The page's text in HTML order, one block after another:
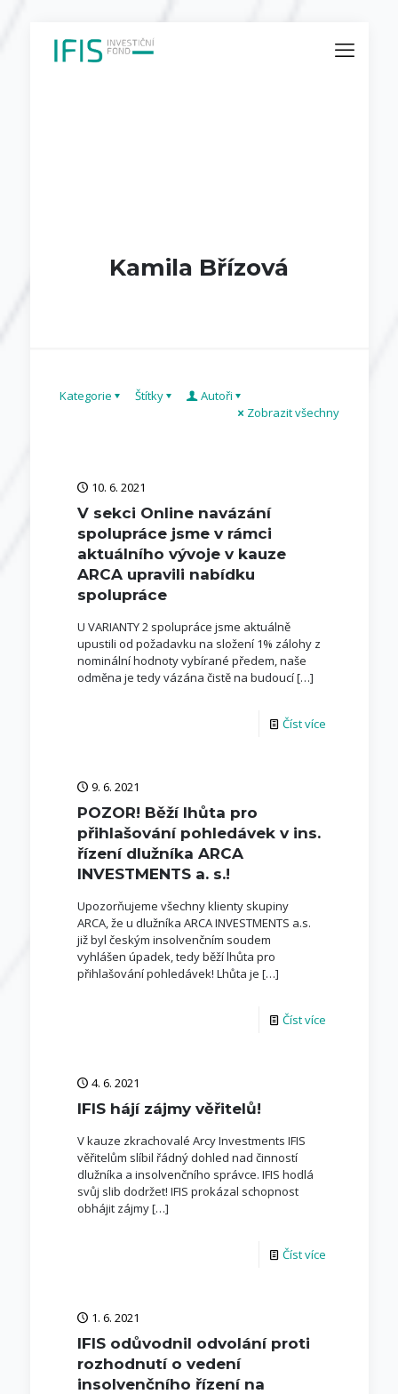
Kamila Břízová
Kategorie Štítky
Autoři
Zobrazit všechny
10. 6. 2021
V sekci Online navázání
spolupráce jsme v rámci
aktuálního vývoje v kauze
ARCA upravili nabídku
spolupráce
U VARIANTY 2 spolupráce jsme aktuálně
upustili od požadavku na složení 1% zálohy z
nominální hodnoty vybírané předem, naše
odměna je tedy vázána čistě na budoucí[…]
Číst více
9. 6. 2021
POZOR! Běží lhůta pro
přihlašování pohledávek v ins.
řízení dlužníka ARCA
INVESTMENTS a. s.!
Upozorňujeme všechny klienty skupiny
ARCA, že u dlužníka ARCA INVESTMENTS a.s.
již byl českým insolvenčním soudem
vyhlášen úpadek, tedy běží lhůta pro
přihlašování pohledávek! Lhůta je […]
Číst více
4. 6. 2021
IFIS hájí zájmy věřitelů!
V kauze zkrachovalé Arcy Investments IFIS
věřitelům slíbil řádný dohled nad činností
dlužníka a insolvenčního správce. IFIS hodlá
svůj slib dodržet! IFIS prokázal schopnost
obhájit zájmy[…]
Číst více
1. 6. 2021
IFIS odůvodnil odvolání proti
rozhodnutí o vedení
insolvenčního řízení na